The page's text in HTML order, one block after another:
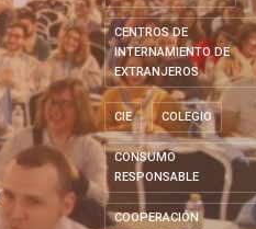
CENTROS DE
INTERNAMIENTO DE
EXTRANJEROS
CIE COLEGIO
CONSUMO
RESPONSABLE
COOPERACIÓN